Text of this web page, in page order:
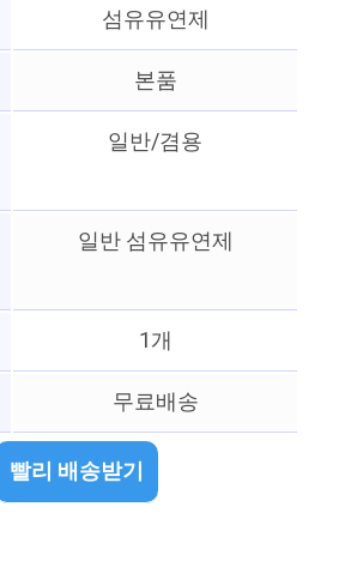
섬유유연제
본품
일반/겸용
일반 섬유유연제
1개
무료배송
빨리 배송받기